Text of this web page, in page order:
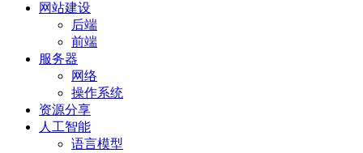
网站建设
后端
前端
服务器
网络
操作系统
资源分享
人工智能
语言模型